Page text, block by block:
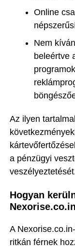
Online
Nem
beleértve
Az ilyen
a pénzügyi
Hogyan
A
ritkán férnek